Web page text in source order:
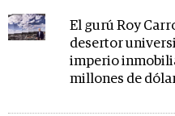
El gurú Roy
desertor
imperio
millones de